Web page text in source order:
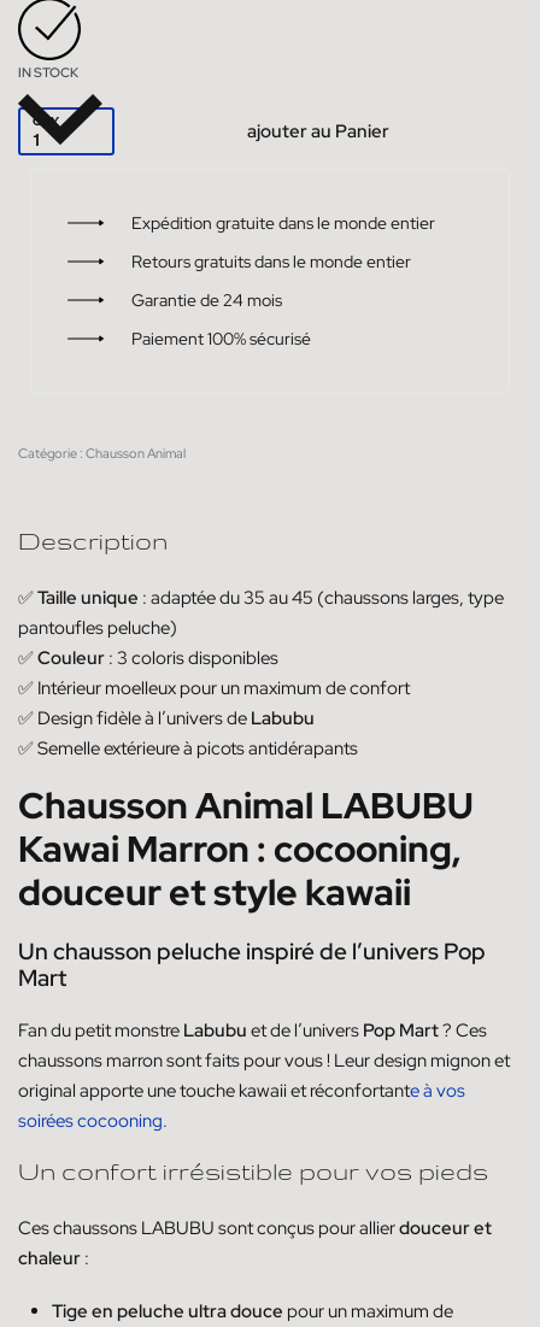
IN STOCK
QTY ajouter au Panier
Expédition gratuite dans le monde entier
Retours gratuits dans le monde entier
Garantie de 24 mois
Paiement 100% sécurisé
Catégorie : Chausson Animal
Description
✅Taille unique : adaptée du 35 au 45 (chaussons larges, type
pantoufles peluche)
✅Couleur : 3 coloris disponibles
✅ Intérieur moelleux pour un maximum de confort
✅ Design fidèle à l’univers de Labubu
✅ Semelle extérieure à picots antidérapants
Chausson Animal LABUBU
Kawai Marron : cocooning,
douceur et style kawaii
Un chausson peluche inspiré de l’univers Pop
Mart
Fan du petit monstre Labubu et de l’univers Pop Mart? Ces
chaussons marron sont faits pour vous ! Leur design mignon et
original apporte une touche kawaii et réconfortante à vos
soirées cocooning.
Un confort irrésistible pour vos pieds
Ces chaussons LABUBU sont conçus pour allierdouceur et
chaleur :
Tige en peluche ultra douce pour un maximum de